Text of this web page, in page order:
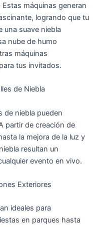
máquinas generan
logrando que tu
una suave niebla
nube de humo
máquinas
tus invitados.
de Niebla
de niebla pueden
partir de creación de
la mejora de la luz y
resultan un
evento en vivo.
Exteriores
ideales para
en parques hasta